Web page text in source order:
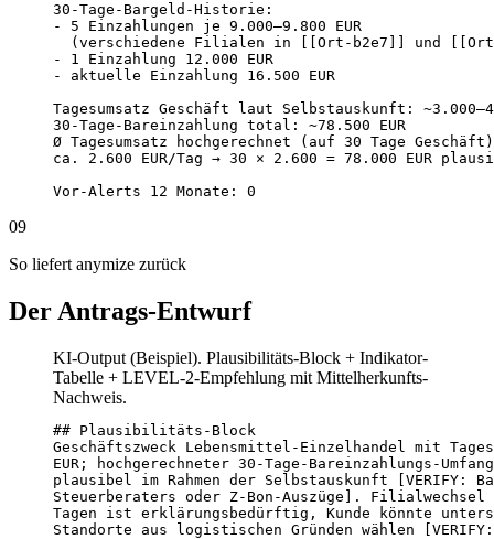
30-Tage-Bargeld-Historie:
- 5 Einzahlungen je 9.000–9.800 EUR
(verschiedene Filialen in [[Ort-b2e7]] und
- 1 Einzahlung 12.000 EUR
- aktuelle Einzahlung 16.500 EUR
Tagesumsatz Geschäft laut Selbstauskunft:
30-Tage-Bareinzahlung total: ~78.500 EUR
Ø Tagesumsatz hochgerechnet (auf 30 Tage
ca. 2.600 EUR/Tag → 30 × 2.600 = 78.000 EUR
Vor-Alerts 12 Monate: 0
09
So liefert anymize zurück
Der Antrags-Entwurf
KI-Output (Beispiel). Plausibilitäts-Block + Indikator-
Tabelle + LEVEL-2-Empfehlung mit Mittelherkunfts-
Nachweis.
## Plausibilitäts-Block
Geschäftszweck Lebensmittel-Einzelhandel mit
EUR; hochgerechneter 30-Tage-Bareinzahlungs-
plausibel im Rahmen der Selbstauskunft [VERIFY:
Steuerberaters oder Z-Bon-Auszüge]. Filialwechsel
Tagen ist erklärungsbedürftig, Kunde könnte
Standorte aus logistischen Gründen wählen